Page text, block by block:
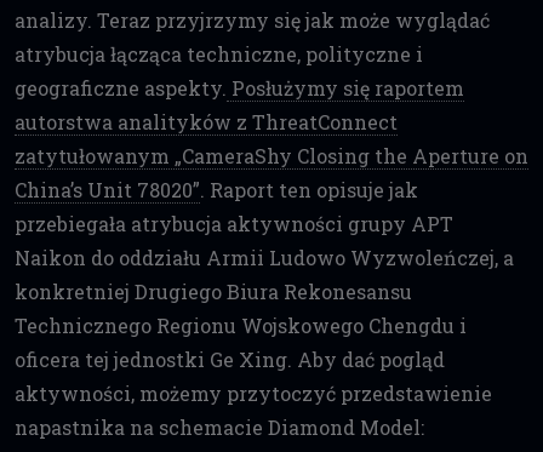
analizy. Teraz przyjrzymy się jak może wyglądać
atrybucja łącząca techniczne, polityczne i
geograficzne aspekty. Posłużymy się raportem
autorstwa analityków z ThreatConnect
zatytułowanym „CameraShy Closing the Aperture on
China’s Unit 78020”. Raport ten opisuje jak
przebiegała atrybucja aktywności grupy APT
Naikon do oddziału Armii Ludowo Wyzwoleńczej, a
konkretniej Drugiego Biura Rekonesansu
Technicznego Regionu Wojskowego Chengdu i
oficera tej jednostki Ge Xing. Aby dać pogląd
aktywności, możemy przytoczyć przedstawienie
napastnika na schemacie Diamond Model: